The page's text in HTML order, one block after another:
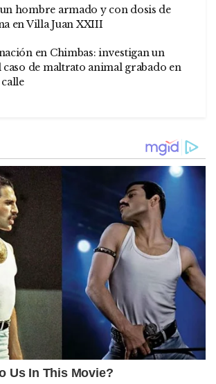
hombre armado y con dosis de
en Villa Juan XXIII
en Chimbas: investigan un
caso de maltrato animal grabado en